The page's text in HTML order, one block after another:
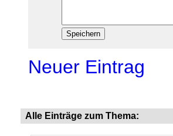
Neuer Eintrag
Alle Einträge zum Thema: